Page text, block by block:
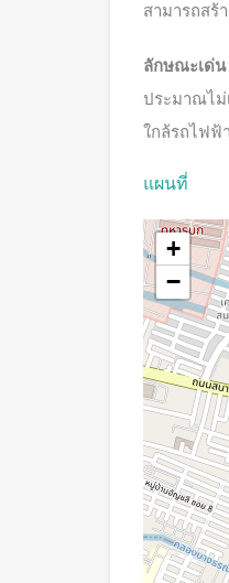
สามารถสร้
ลักษณะเด่น
ประมาณไม่
ใกล้รถไฟฟ้
แผนที่
+
−